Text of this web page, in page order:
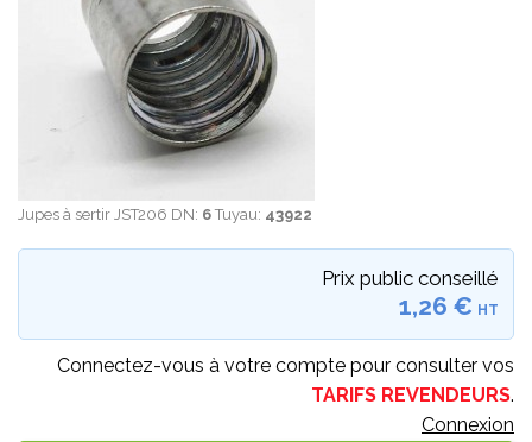
Jupes à sertir JST206 DN: 6Tuyau: 43922
Prix public conseillé
1,26 € HT
Connectez-vous à votre compte pour consulter vos
TARIFS REVENDEURS.
Connexion